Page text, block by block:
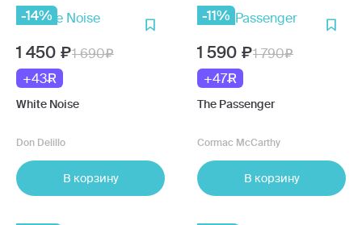
-14%
1 450
1 690
+43
White Noise
Don Delillo
В корзину
-11%
1 590
1 790
+47
The Passenger
Cormac McCarthy
В корзину